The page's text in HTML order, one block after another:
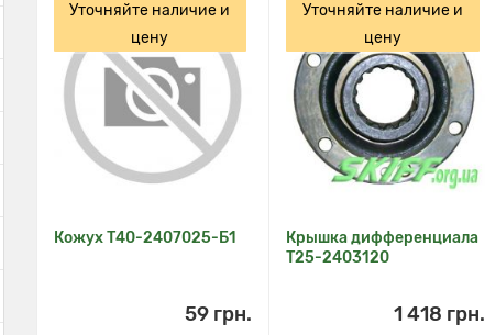
Уточняйте наличие и
цену
Кожух Т40-2407025-Б1
59 грн.
Уточняйте наличие и
цену
Крышка дифференциала
Т25-2403120
1 418 грн.